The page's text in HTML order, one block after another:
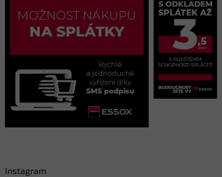
Instagram